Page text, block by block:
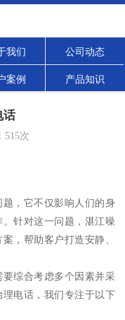
我们 公司动态
案例 产品知识
话
515次
，它不仅影响人们的身
针对这一问题，湛江噪
，帮助客户打造安静、
综合考虑多个因素并采
电话，我们专注于以下